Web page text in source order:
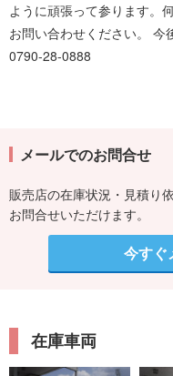
ように頑張って参ります。
お問い合わせください。 今
0790-28-0888
メールでのお問合せ
販売店の在庫状況・見積り
お問合せいただけます。
今すぐ
在庫車両